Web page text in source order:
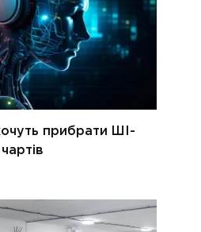
прибрати ШІ-